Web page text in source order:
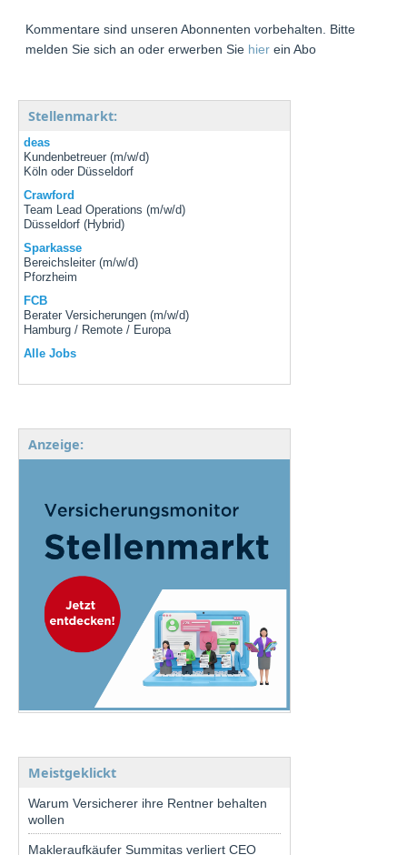
Kommentare sind unseren Abonnenten vorbehalten. Bitte
melden Sie sich an oder erwerben Sie hier ein Abo
Stellenmarkt:
deas
Kundenbetreuer (m/w/d)
Köln oder Düsseldorf
Crawford
Team Lead Operations (m/w/d)
Düsseldorf (Hybrid)
Sparkasse
Bereichsleiter (m/w/d)
Pforzheim
FCB
Berater Versicherungen (m/w/d)
Hamburg / Remote / Europa
Alle Jobs
Anzeige:
Meistgeklickt
Warum Versicherer ihre Rentner behalten
wollen
Makleraufkäufer Summitas verliert CEO